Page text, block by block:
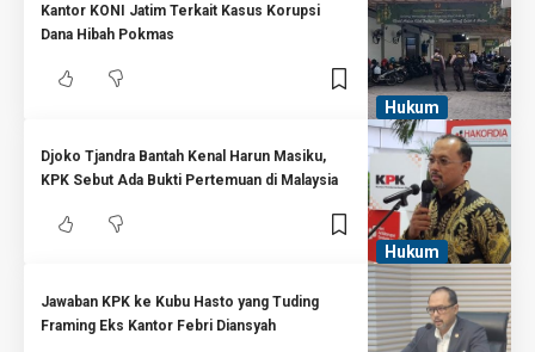
Hukum
Kantor KONI Jatim Terkait Kasus Korupsi
Dana Hibah Pokmas
Hukum
Djoko Tjandra Bantah Kenal Harun Masiku,
KPK Sebut Ada Bukti Pertemuan di Malaysia
Jawaban KPK ke Kubu Hasto yang Tuding
Framing Eks Kantor Febri Diansyah